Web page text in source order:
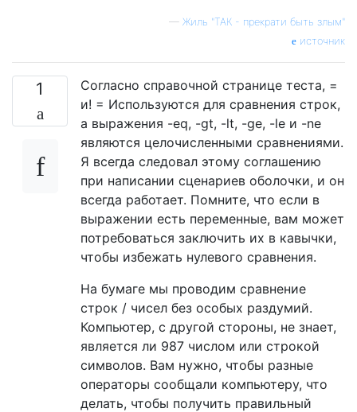
— Жиль "ТАК - прекрати быть злым"
источник
1
Согласно справочной странице теста, =
и! = Используются для сравнения строк,
а выражения -eq, -gt, -lt, -ge, -le и -ne
являются целочисленными сравнениями.
Я всегда следовал этому соглашению
при написании сценариев оболочки, и он
всегда работает. Помните, что если в
выражении есть переменные, вам может
потребоваться заключить их в кавычки,
чтобы избежать нулевого сравнения.
На бумаге мы проводим сравнение
строк / чисел без особых раздумий.
Компьютер, с другой стороны, не знает,
является ли 987 числом или строкой
символов. Вам нужно, чтобы разные
операторы сообщали компьютеру, что
делать, чтобы получить правильный